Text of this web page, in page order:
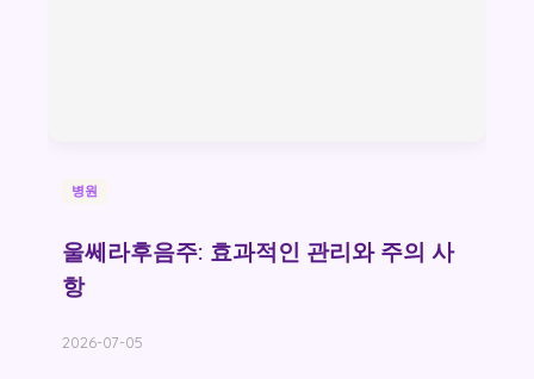
병원
울쎄라후음주: 효과적인 관리와 주의 사
항
2026-07-05